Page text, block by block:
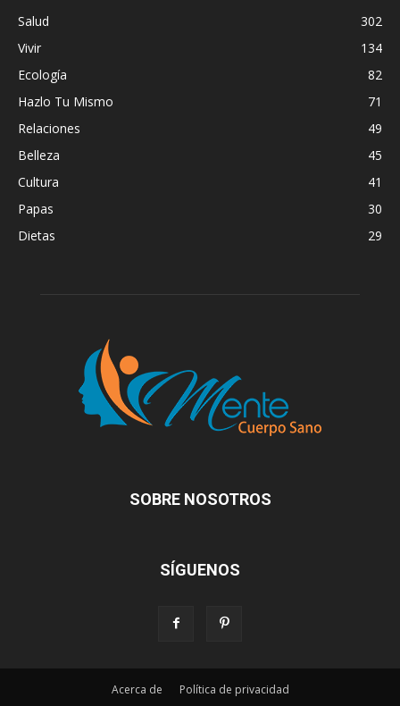
Salud
302
Vivir
134
Ecología
82
Hazlo Tu Mismo
71
Relaciones
49
Belleza
45
Cultura
41
Papas
30
Dietas
29
SOBRE NOSOTROS
SÍGUENOS
Acerca de Política de privacidad